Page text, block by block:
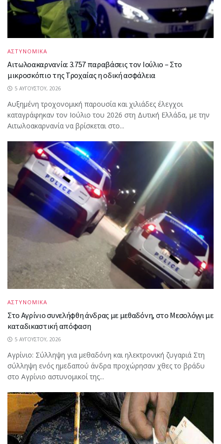
ΑΣΤΥΝΟΜΙΚΑ
Αιτωλοακαρνανία: 3.757 παραβάσεις τον Ιούλιο – Στο
μικροσκόπιο της Τροχαίας η οδική ασφάλεια
5 ΑΥΓΟΎΣΤΟΥ, 2026
Αυξημένη τροχονομική παρουσία και χιλιάδες έλεγχοι
καταγράφηκαν τον Ιούλιο του 2026 στη Δυτική Ελλάδα, με την
Αιτωλοακαρνανία να βρίσκεται στο...
ΑΣΤΥΝΟΜΙΚΑ
Στο Αγρίνιο συνελήφθη άνδρας με μεθαδόνη, στο Μεσολόγγι με
καταδικαστική απόφαση
5 ΑΥΓΟΎΣΤΟΥ, 2026
Aγρίνιο: Σύλληψη για μεθαδόνη και ηλεκτρονική ζυγαριά Στη
σύλληψη ενός ημεδαπού άνδρα προχώρησαν χθες το βράδυ
στο Αγρίνιο αστυνομικοί της...